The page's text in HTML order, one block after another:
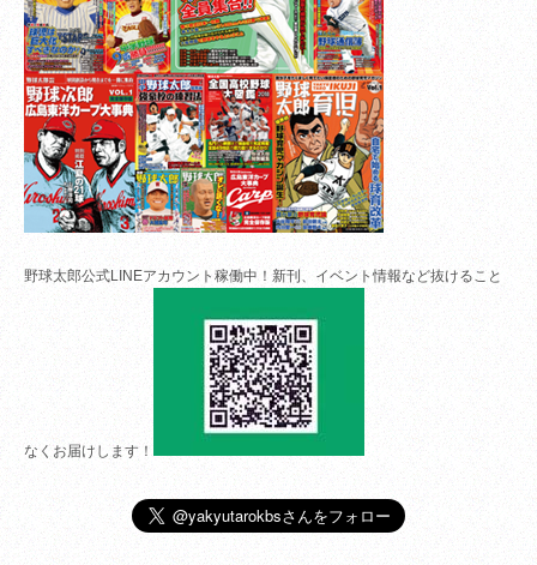
野球太郎公式LINEアカウント稼働中！新刊、イベント情報など抜けること
なくお届けします！